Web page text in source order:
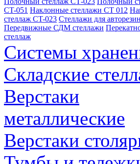
CT-051 Наклонные стеллажи СТ 012
стеллаж CT-023 Стеллажи для
Передвижные СДМ стеллажи
стеллаж
Системы
Складские
Верстаки
металлические
Верстаки